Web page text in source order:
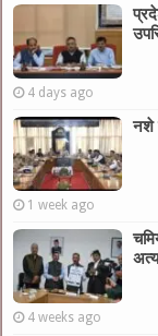
4 days ago
नशे
1 week ago
4 weeks ago